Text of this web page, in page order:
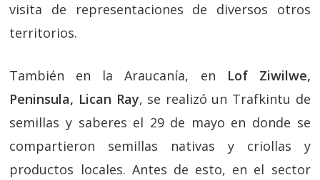
visita de representaciones de diversos otros
territorios.
También en la Araucanía, en
Lof Ziwilwe,
Peninsula, Lican Ray, se realizó un Trafkintu de
semillas y saberes el 29 de mayo en donde se
compartieron semillas nativas y criollas y
productos locales. Antes de esto, en el sector